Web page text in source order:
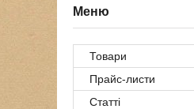
Товари
Прайс-листи
Статті